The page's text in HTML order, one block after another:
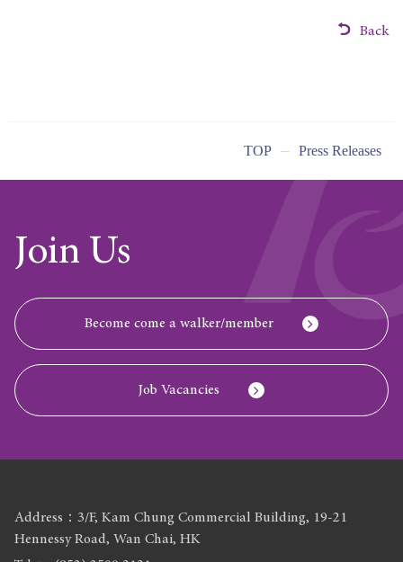
Back
TOP Press Releases
Join Us
Become come a walker/member
Job Vacancies
Address：3/F, Kam Chung Commercial Building, 19-21
Hennessy Road, Wan Chai, HK